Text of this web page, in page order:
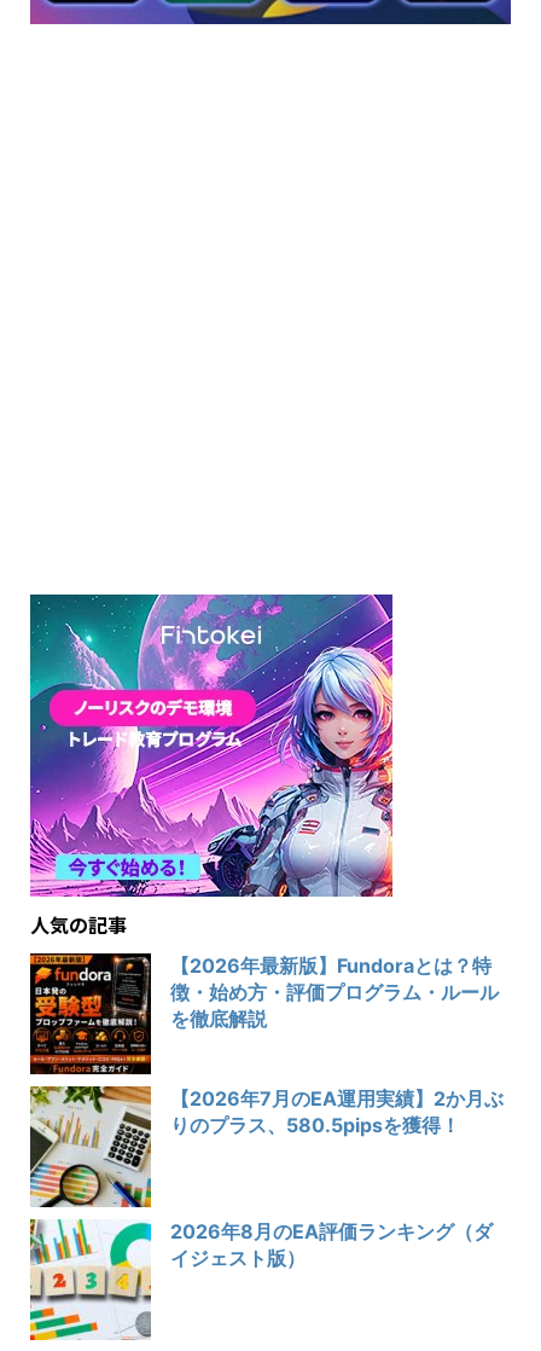
人気の記事
【2026年最新版】Fundoraとは？特
徴・始め方・評価プログラム・ルール
を徹底解説
【2026年7月のEA運用実績】2か月ぶ
りのプラス、580.5pipsを獲得！
2026年8月のEA評価ランキング（ダ
イジェスト版）